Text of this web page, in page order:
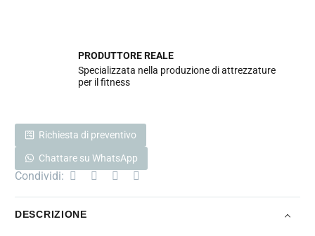
PRODUTTORE REALE
Specializzata nella produzione di attrezzature
per il fitness
Richiesta di preventivo
Chattare su WhatsApp
Condividi:
DESCRIZIONE